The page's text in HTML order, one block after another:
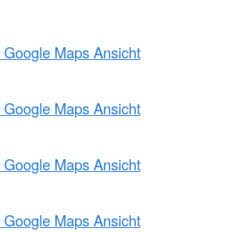
Maps Ansicht
Maps Ansicht
Maps Ansicht
Maps Ansicht